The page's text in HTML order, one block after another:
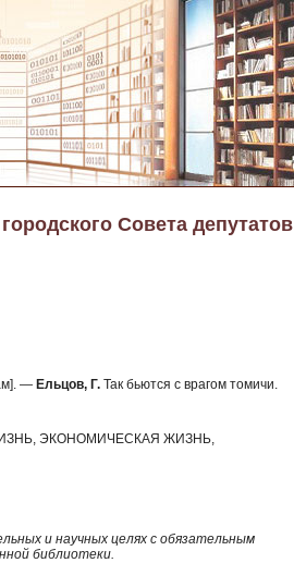
Совета депутатов
— Ельцов, Г. Так бьются с врагом томичи.
ЭКОНОМИЧЕСКАЯ ЖИЗНЬ,
и научных целях с обязательным
библиотеки.